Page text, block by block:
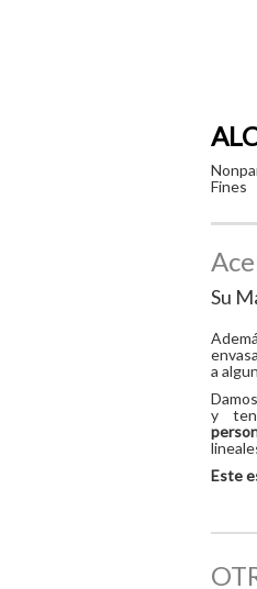
Fines
Su
a
y
Este